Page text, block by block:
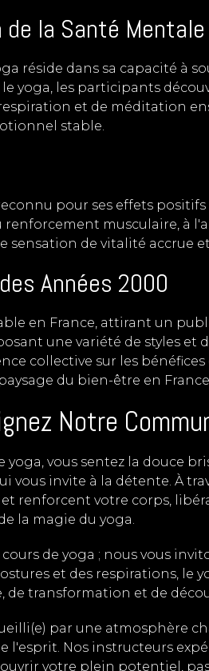
la Santé Mentale
réside dans sa capacité à
yoga, les participants
et de méditation
stable.
pour ses effets
musculaire, à
sensation de vitalité
Années 2000
en France, attirant un
une variété de styles
collective sur les
du bien-être en
Notre
vous sentez la douce
invite à la détente. À
renforcent votre corps,
la magie du yoga.
de yoga ; nous vous
et des respirations, le
transformation et de
par une atmosphère
Nos instructeurs
votre plein potentiel, pas